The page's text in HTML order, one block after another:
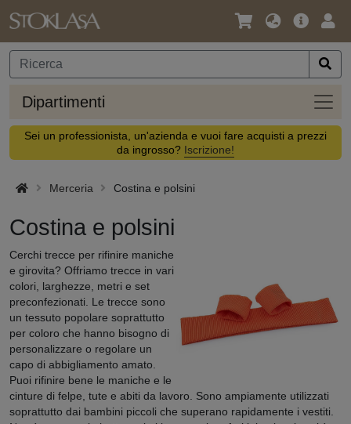
Lingua
Valuta
Offerta
Dipartimenti
Sei un professionista, un'azienda e vuoi fare acquisti a prezzi
da ingrosso? Iscrizione!
Merceria Costina e polsini
Costina e polsini
Cerchi trecce per rifinire maniche
e girovita? Offriamo trecce in vari
colori, larghezze, metri e set
preconfezionati. Le trecce sono
un tessuto popolare soprattutto
per coloro che hanno bisogno di
personalizzare o regolare un
capo di abbigliamento amato.
Puoi rifinire bene le maniche e le
cinture di felpe, tute e abiti da lavoro. Sono ampiamente utilizzati
soprattutto dai bambini piccoli che superano rapidamente i vestiti.